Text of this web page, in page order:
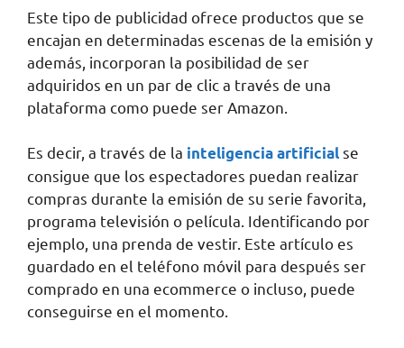
Este tipo de publicidad ofrece productos que se
encajan en determinadas escenas de la emisión y
además, incorporan la posibilidad de ser
adquiridos en un par de clic a través de una
plataforma como puede ser Amazon.
Es decir, a través de la inteligencia artificialse
consigue que los espectadores puedan realizar
compras durante la emisión de su serie favorita,
programa televisión o película. Identificando por
ejemplo, una prenda de vestir. Este artículo es
guardado en el teléfono móvil para después ser
comprado en una ecommerce o incluso, puede
conseguirse en el momento.